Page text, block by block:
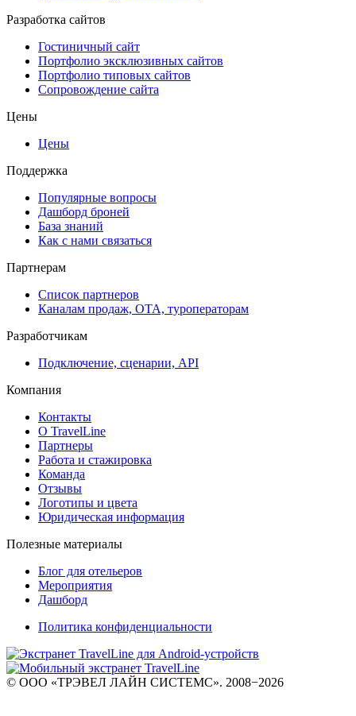
Разработка сайтов
Гостиничный сайт
Портфолио эксклюзивных сайтов
Портфолио типовых сайтов
Сопровождение сайта
Цены
Цены
Поддержка
Популярные вопросы
Дашборд броней
База знаний
Как с нами связаться
Партнерам
Список партнеров
Каналам продаж, ОТА, туроператорам
Разработчикам
Подключение, сценарии, API
Компания
Контакты
О TravelLine
Партнеры
Работа и стажировка
Команда
Отзывы
Логотипы и цвета
Юридическая информация
Полезные материалы
Блог для отельеров
Мероприятия
Дашборд
Политика конфиденциальности
© ООО «ТРЭВЕЛ ЛАЙН СИСТЕМС». 2008−2026